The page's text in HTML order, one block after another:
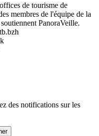
de tourisme de
membres de l'équipe de la
PanoraVeille.
des notifications sur les